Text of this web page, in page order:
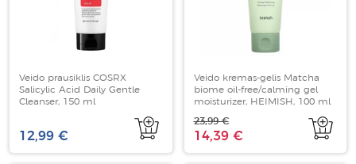
Veido prausiklis COSRX
Salicylic Acid Daily Gentle
Cleanser, 150 ml
12,99 €
Veido kremas-gelis Matcha
biome oil-free/calming gel
moisturizer, HEIMISH, 100 ml
14,39 €
23,99 €